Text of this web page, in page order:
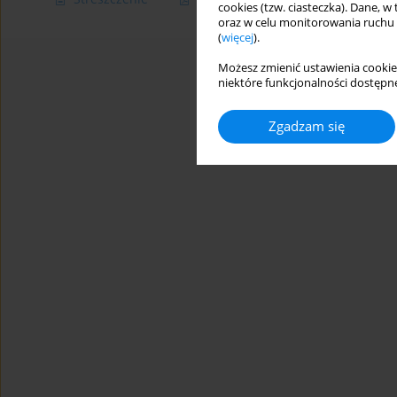
cookies (tzw. ciasteczka). Dane,
oraz w celu monitorowania ruchu
(więcej).
Możesz zmienić ustawienia
niektóre funkcjonalności
Zgadzam się